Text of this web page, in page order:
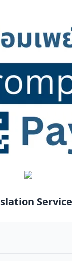
Service